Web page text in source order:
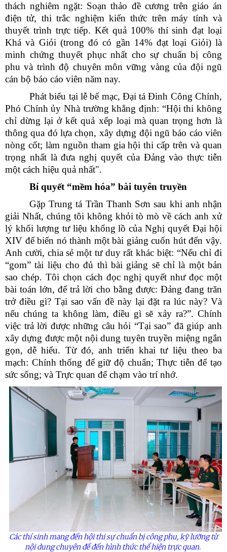
thách nghiêm ngặt: Soạn thảo đề cương trên giáo án
điện tử, thi trắc nghiệm kiến thức trên máy tính và
thuyết trình trực tiếp. Kết quả 100% thí sinh đạt loại
Khá và Giỏi (trong đó có gần 14% đạt loại Giỏi) là
minh chứng thuyết phục nhất cho sự chuẩn bị công
phu và trình độ chuyên môn vững vàng của đội ngũ
cán bộ báo cáo viên năm nay.
Phát biểu tại lễ bế mạc, Đại tá Đinh Công Chính,
Phó Chính ủy Nhà trường khẳng định: “Hội thi không
chỉ dừng lại ở kết quả xếp loại mà quan trọng hơn là
thông qua đó lựa chọn, xây dựng đội ngũ báo cáo viên
nòng cốt; làm nguồn tham gia hội thi cấp trên và quan
trọng nhất là đưa nghị quyết của Đảng vào thực tiễn
một cách hiệu quả nhất".
Bí quyết “mềm hóa” bài tuyên truyền
Gặp Trung tá Trần Thanh Sơn sau khi anh nhận
giải Nhất, chúng tôi không khỏi tò mò về cách anh xử
lý khối lượng tư liệu khổng lồ của Nghị quyết Đại hội
XIV để biến nó thành một bài giảng cuốn hút đến vậy.
Anh cười, chia sẻ một tư duy rất khác biệt: “Nếu chỉ đi
“gom” tài liệu cho đủ thì bài giảng sẽ chỉ là một bản
sao chép. Tôi chọn cách đọc nghị quyết như đọc một
bài toán lớn, để trả lời cho bằng được: Đảng đang trăn
trở điều gì? Tại sao vấn đề này lại đặt ra lúc này? Và
nếu chúng ta không làm, điều gì sẽ xảy ra?”. Chính
việc trả lời được những câu hỏi “Tại sao” đã giúp anh
xây dựng được một nội dung tuyên truyền miệng ngắn
gọn, dễ hiểu. Từ đó, anh triển khai tư liệu theo ba
mạch: Chính thống để giữ độ chuẩn; Thực tiễn để tạo
sức sống; và Trực quan để chạm vào trí nhớ.
Các thí sinh mang đến hội thi sự chuẩn bị công phu, kỹ lưỡng từ
nội dung chuyên đề đến hình thức thể hiện trực quan.